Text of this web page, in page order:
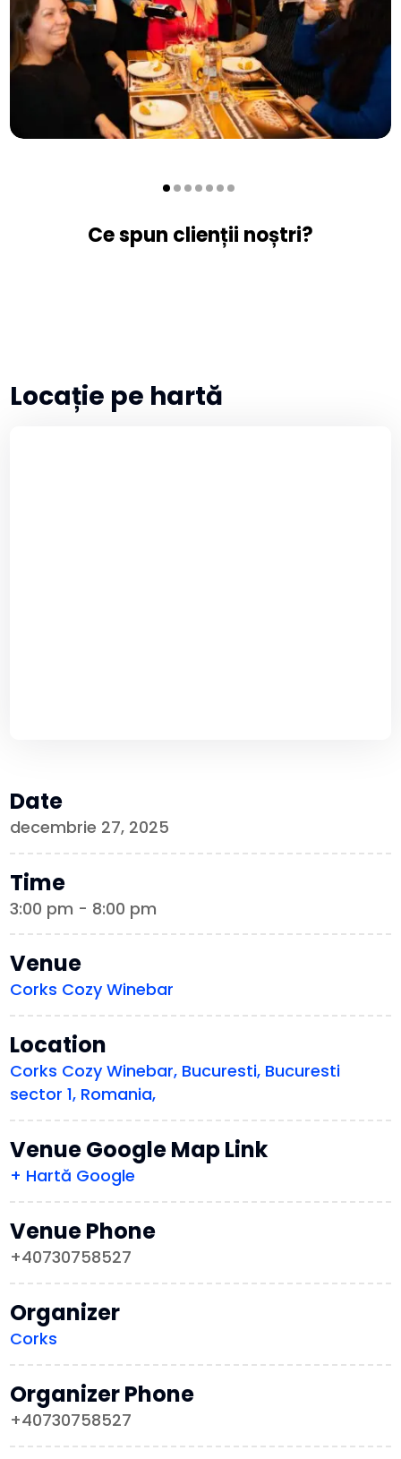
Ce spun clienții noștri?
Locație pe hartă
Date
decembrie 27, 2025
Time
3:00 pm - 8:00 pm
Venue
Corks Cozy Winebar
Location
Corks Cozy Winebar, Bucuresti, Bucuresti
sector 1, Romania,
Venue Google Map Link
+ Hartă Google
Venue Phone
+40730758527
Organizer
Corks
Organizer Phone
+40730758527